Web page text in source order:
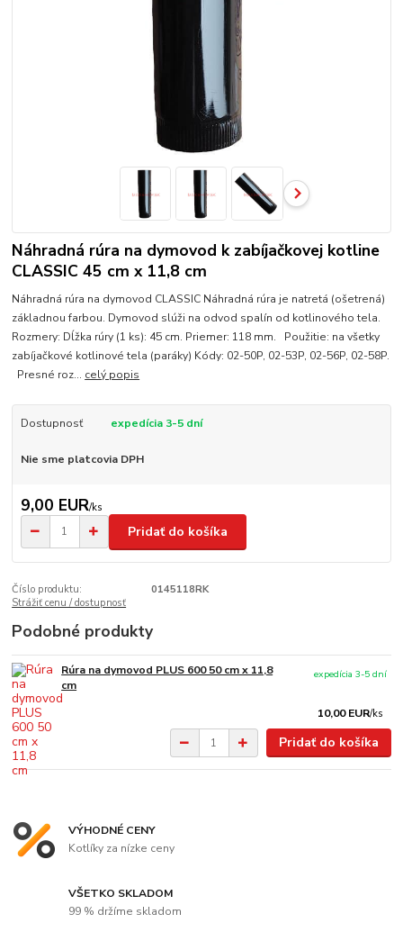
Náhradná rúra na dymovod k zabíjačkovej kotline
CLASSIC 45 cm x 11,8 cm
Náhradná rúra na dymovod CLASSIC Náhradná rúra je natretá (ošetrená)
základnou farbou. Dymovod slúži na odvod spalín od kotlinového tela.
Rozmery: Dĺžka rúry (1 ks): 45 cm. Priemer: 118 mm. Použitie: na všetky
zabíjačkové kotlinové tela (paráky) Kódy: 02-50P, 02-53P, 02-56P, 02-58P.
Presné roz... celý popis
Dostupnosť expedícia 3-5 dní
Nie sme platcovia DPH
9,00 EUR/ks
Pridať do košíka
Číslo produktu:
0145118RK
Strážiť cenu / dostupnosť
Podobné produkty
Rúra na dymovod PLUS 600 50 cm x 11,8
cm
10,00 EUR/ks
expedícia 3-5 dní
Pridať do košíka
VÝHODNÉ CENY
Kotlíky za nízke ceny
VŠETKO SKLADOM
99 % držíme skladom